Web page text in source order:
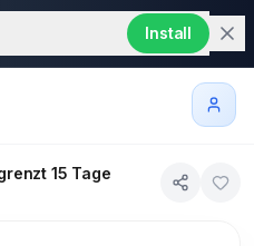
Install
15 Tage